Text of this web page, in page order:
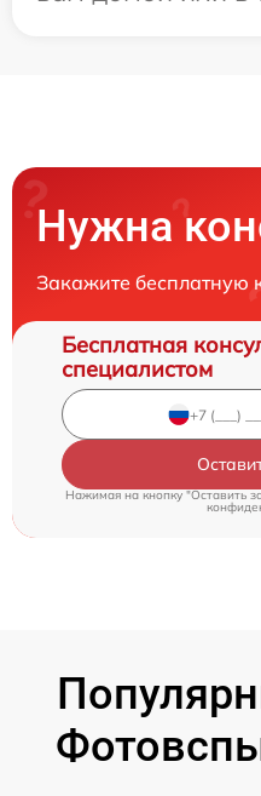
Нужна
Закажите бесплатную
Бесплатная
специалистом
Нажимая на кнопку "Оставить